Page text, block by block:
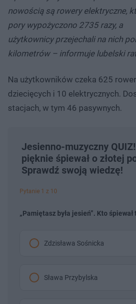
nowością są rowery elektryczne,
pory wypożyczono 2735 razy, a
użytkownicy przejechali na nich
kilometrów – informuje lubelski
Na użytkowników czeka 625
dziecięcych i 10 elektrycznych.
stacjach, w tym 46 pasywnych.
Jesienno-muzyczny
pięknie śpiewał o złotej
Sprawdź swoją wiedzę!
Pytanie 1 z 10
„Pamiętasz była jesień”. Kto śpiewał
Zdzisława Sośnicka
Sława Przybylska